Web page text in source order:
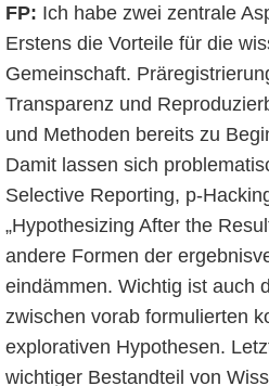
FP: Ich habe zwei zentrale
Erstens die Vorteile für die
Gemeinschaft.
Transparenz und
und Methoden bereits zu
Damit lassen sich
Selective Reporting, p-
„Hypothesizing After the
andere Formen der
eindämmen. Wichtig ist auch
zwischen vorab formulierten
explorativen Hypothesen.
wichtiger Bestandteil von